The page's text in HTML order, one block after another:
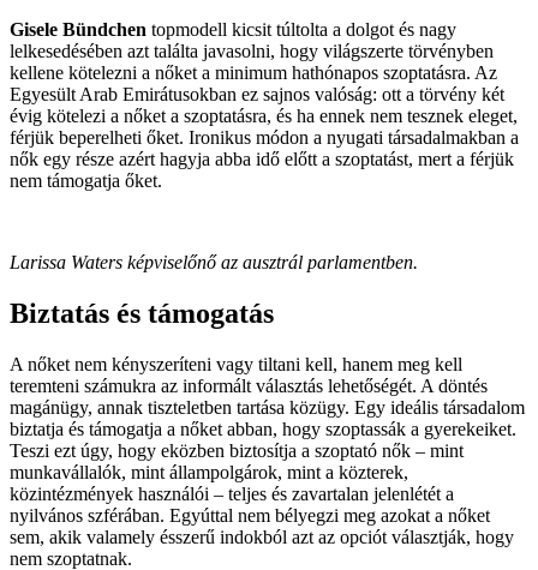
Gisele Bündchen topmodell kicsit túltolta a dolgot és nagy
lelkesedésében azt találta javasolni, hogy világszerte törvényben
kellene kötelezni a nőket a minimum hathónapos szoptatásra. Az
Egyesült Arab Emirátusokban ez sajnos valóság: ott a törvény két
évig kötelezi a nőket a szoptatásra, és ha ennek nem tesznek eleget,
férjük beperelheti őket. Ironikus módon a nyugati társadalmakban a
nők egy része azért hagyja abba idő előtt a szoptatást, mert a férjük
nem támogatja őket.
Larissa Waters képviselőnő az ausztrál parlamentben.
Biztatás és támogatás
A nőket nem kényszeríteni vagy tiltani kell, hanem meg kell
teremteni számukra az informált választás lehetőségét. A döntés
magánügy, annak tiszteletben tartása közügy. Egy ideális társadalom
biztatja és támogatja a nőket abban, hogy szoptassák a gyerekeiket.
Teszi ezt úgy, hogy eközben biztosítja a szoptató nők – mint
munkavállalók, mint állampolgárok, mint a közterek,
közintézmények használói – teljes és zavartalan jelenlétét a
nyilvános szférában. Egyúttal nem bélyegzi meg azokat a nőket
sem, akik valamely ésszerű indokból azt az opciót választják, hogy
nem szoptatnak.